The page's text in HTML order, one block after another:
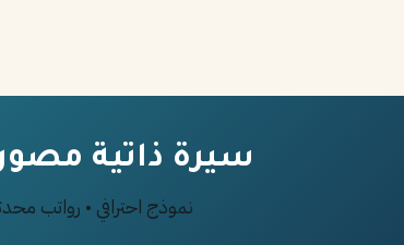
سيرة ذاتية مصور
نموذج احترافي • رواتب